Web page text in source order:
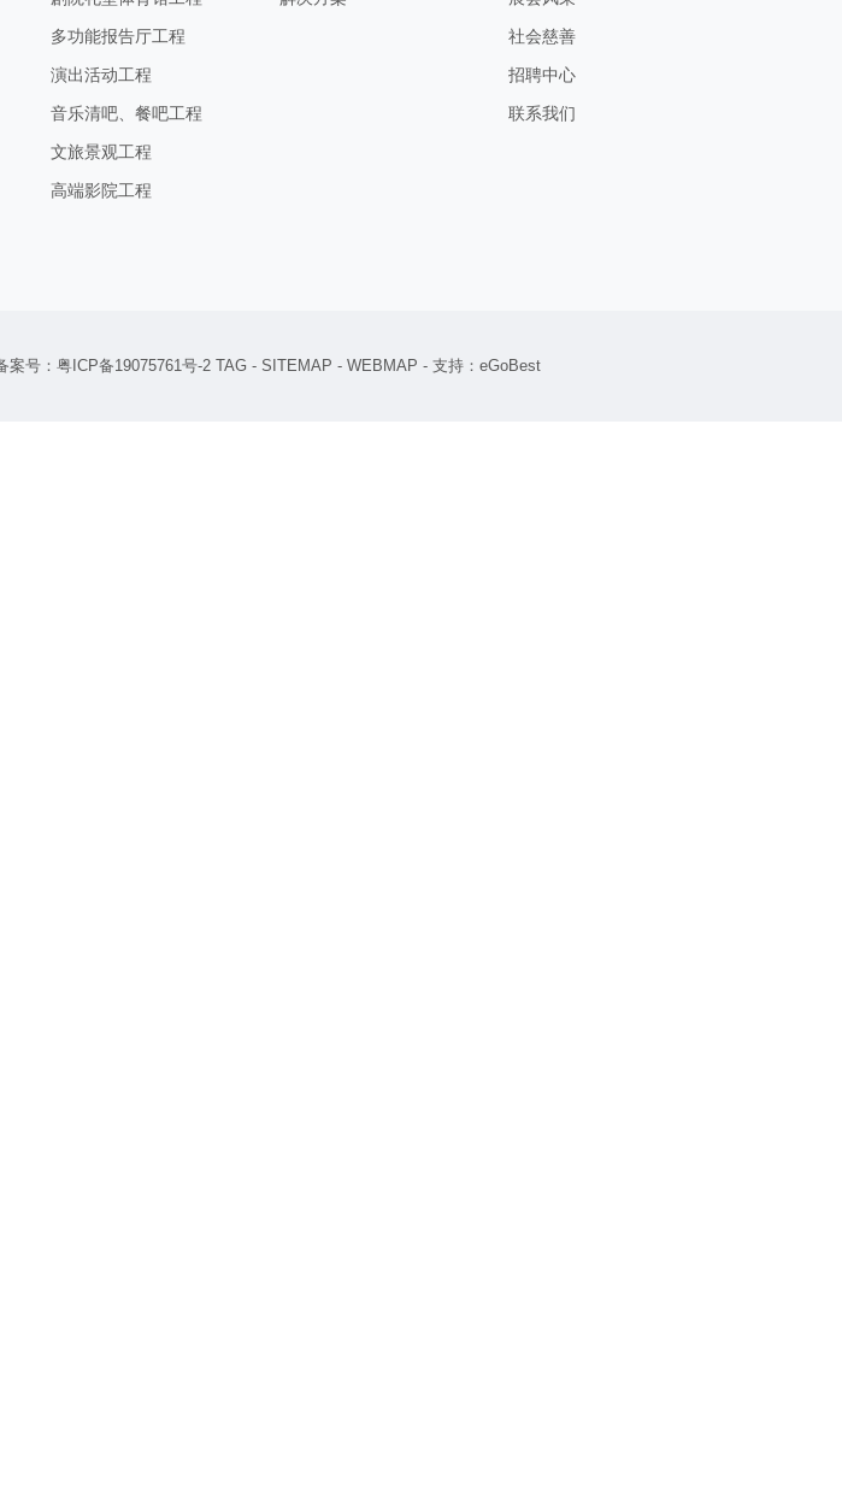
多功能报告厅工程
演出活动工程
音乐清吧、餐吧工程
文旅景观工程
高端影院工程
社会慈善
招聘中心
联系我们
案号： 粤ICP备19075761号-2 TAG - SITEMAP - WEBMAP - 支持： eGoBest